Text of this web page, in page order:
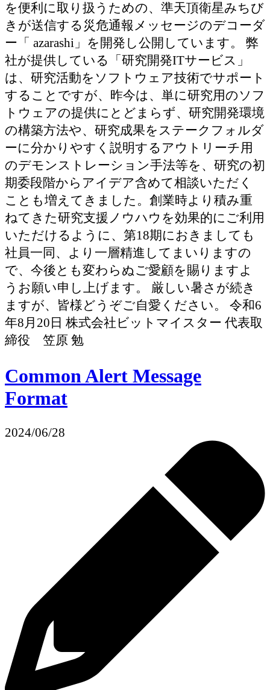
を便利に取り扱うための、準天頂衛星みちび
きが送信する災危通報メッセージのデコーダ
ー「 azarashi」を開発し公開しています。 弊
社が提供している「研究開発ITサービス」
は、研究活動をソフトウェア技術でサポート
することですが、昨今は、単に研究用のソフ
トウェアの提供にとどまらず、研究開発環境
の構築方法や、研究成果をステークフォルダ
ーに分かりやすく説明するアウトリーチ用
のデモンストレーション手法等を、研究の初
期委段階からアイデア含めて相談いただく
ことも増えてきました。創業時より積み重
ねてきた研究支援ノウハウを効果的にご利用
いただけるように、第18期におきましても
社員一同、より一層精進してまいりますの
で、今後とも変わらぬご愛顧を賜りますよ
うお願い申し上げます。 厳しい暑さが続き
ますが、皆様どうぞご自愛ください。 令和6
年8月20日 株式会社ビットマイスター 代表取
締役 笠原 勉
Common Alert Message
Format
2024/06/28